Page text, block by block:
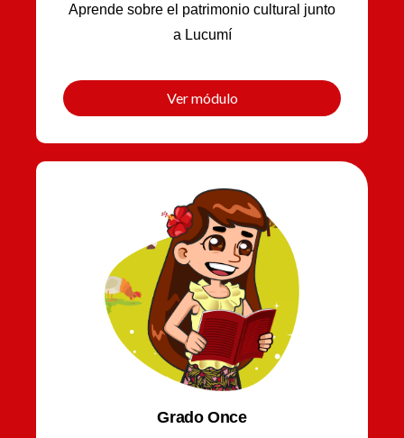
Aprende sobre el patrimonio cultural junto
a Lucumí
Ver módulo
Grado Once